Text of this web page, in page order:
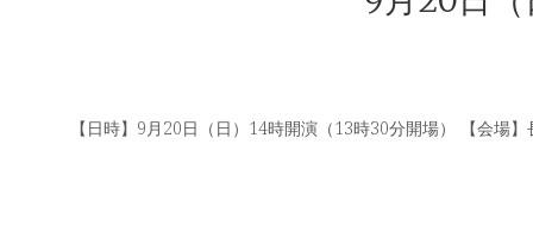
【日時】9月20日（日）14時開演（13時30分開場） 【会